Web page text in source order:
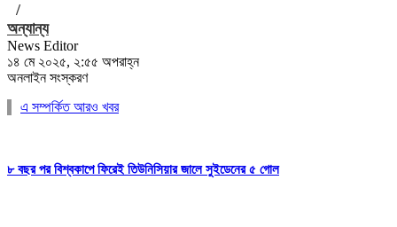
/
অন্যান্য
News Editor
১৪ মে ২০২৫, ২:৫৫ অপরাহ্ন
অনলাইন সংস্করণ
এ সম্পর্কিত আরও খবর
৮ বছর পর বিশ্বকাপে ফিরেই তিউনিসিয়ার জালে সুইডেনের ৫ গোল